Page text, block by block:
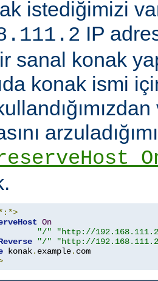
istediğimizi
IP
sanal konak
konak ismi
On
"/"
"http://
"/"
"http://
konak. example.